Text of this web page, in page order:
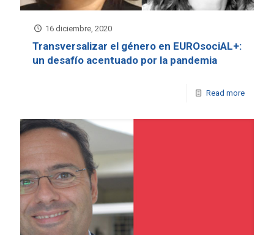
16 diciembre, 2020
Transversalizar el género en EUROsociAL+:
un desafío acentuado por la pandemia
Read more